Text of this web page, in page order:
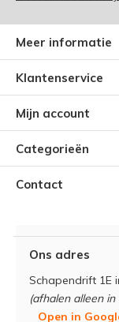
Meer informatie
Klantenservice
Mijn account
Categorieën
Contact
Ons adres
Schapendrift 1E
(afhalen alleen in
Open in